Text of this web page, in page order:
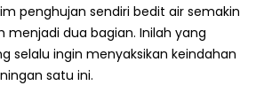
penghujan sendiri bedit air semakin
menjadi dua bagian. Inilah yang
selalu ingin menyaksikan keindahan
satu ini.